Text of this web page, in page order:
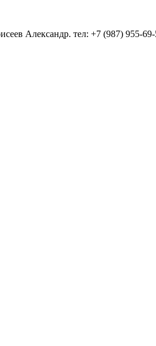
Александр. тел: +7 (987) 955-69-